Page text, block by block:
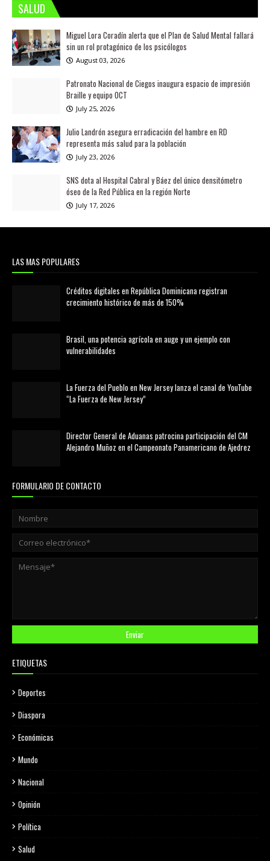
SALUD
Miguel Lora Coradín alerta que el Plan de Salud Mental fallará
sin un rol protagónico de los psicólogos
August 03, 2026
Patronato Nacional de Ciegos inaugura espacio de impresión
Braille y equipo OCT
July 25, 2026
Julio Landrón asegura erradicación del hambre en RD
representa más salud para la población
July 23, 2026
SNS dota al Hospital Cabral y Báez del único densitómetro
óseo de la Red Pública en la región Norte
July 17, 2026
LAS MAS POPULARES
Créditos digitales en República Dominicana registran
crecimiento histórico de más de 150%
Brasil, una potencia agrícola en auge y un ejemplo con
vulnerabilidades
La Fuerza del Pueblo en New Jersey lanza el canal de YouTube
“La Fuerza de New Jersey”
Director General de Aduanas patrocina participación del CM
Alejandro Muñoz en el Campeonato Panamericano de Ajedrez
FORMULARIO DE CONTACTO
ETIQUETAS
Deportes
Diaspora
Económicas
Mundo
Nacional
Opinión
Política
Salud